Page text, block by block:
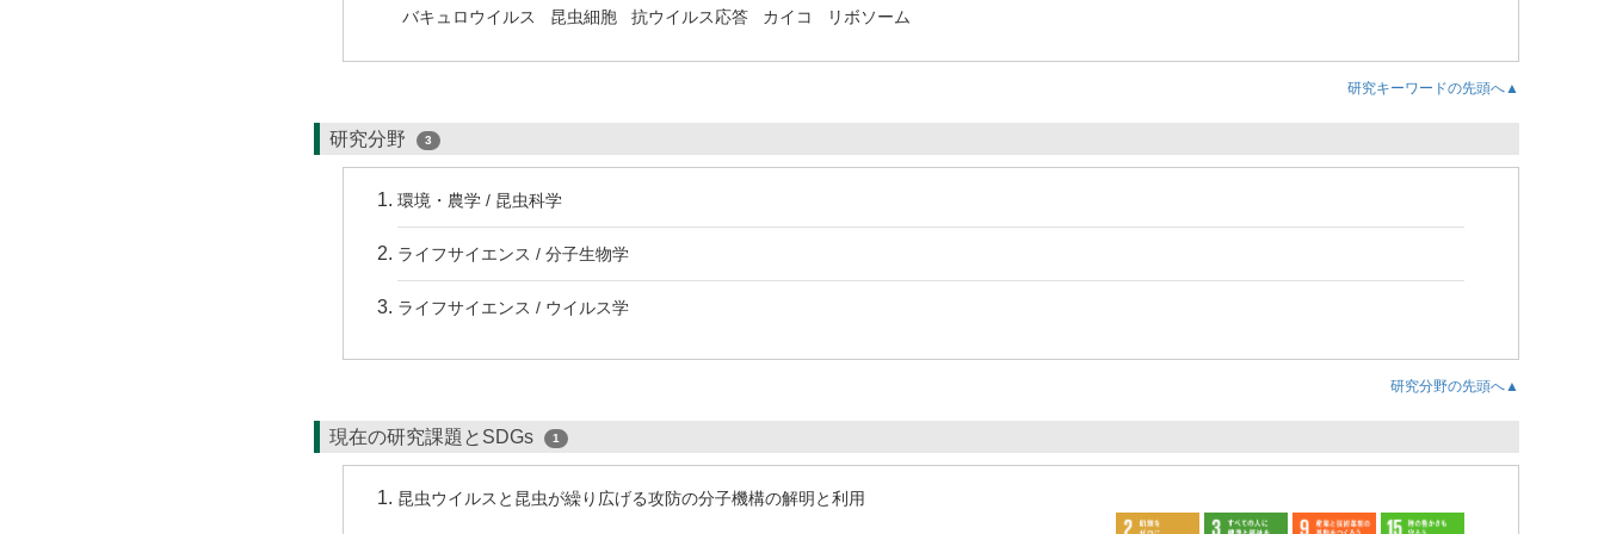
バキュロウイルス 昆虫細胞 抗ウイルス応答 カイコ リボソーム
研究キーワードの先頭へ▲
研究分野 3
環境・農学 / 昆虫科学
ライフサイエンス / 分子生物学
ライフサイエンス / ウイルス学
研究分野の先頭へ▲
現在の研究課題とSDGs 1
昆虫ウイルスと昆虫が繰り広げる攻防の分子機構の解明と利用